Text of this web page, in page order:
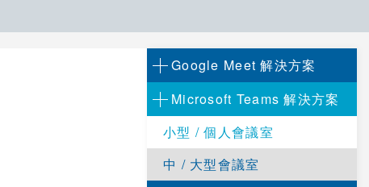
Google Meet 解決方案
Microsoft Teams 解決方案
小型 / 個人會議室
中 / 大型會議室